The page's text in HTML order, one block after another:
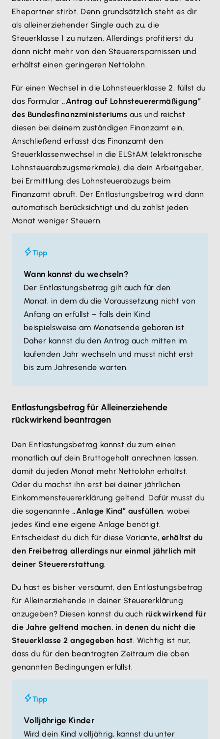
Ehepartner stirbt. Denn grundsätzlich steht es dir
als alleinerziehender Single auch zu, die
Steuerklasse 1 zu nutzen. Allerdings profitierst du
dann nicht mehr von den Steuerersparnissen und
erhältst einen geringeren Nettolohn.
Für einen Wechsel in die Lohnsteuerklasse 2, füllst du
das Formular„Antrag auf Lohnsteuerermäßigung”
des Bundesfinanzministeriums aus und reichst
diesen bei deinem zuständigen Finanzamt ein.
Anschließend erfasst das Finanzamt den
Steuerklassenwechsel in die ELStAM (elektronische
Lohnsteuerabzugsmerkmale), die dein Arbeitgeber,
bei Ermittlung des Lohnsteuerabzugs beim
Finanzamt abruft. Der Entlastungsbetrag wird dann
automatisch berücksichtigt und du zahlst jeden
Monat weniger Steuern.
Tipp
Wann kannst du wechseln?
Der Entlastungsbetrag gilt auch für den
Monat, in dem du die Voraussetzung nicht von
Anfang an erfüllst – falls dein Kind
beispielsweise am Monatsende geboren ist.
Daher kannst du den Antrag auch mitten im
laufenden Jahr wechseln und musst nicht erst
bis zum Jahresende warten.
Entlastungsbetrag für Alleinerziehende
rückwirkend beantragen
Den Entlastungsbetrag kannst du zum einen
monatlich auf dein Bruttogehalt anrechnen lassen,
damit du jeden Monat mehr Nettolohn erhältst.
Oder du machst ihn erst bei deiner jährlichen
Einkommensteuererklärung geltend. Dafür musst du
die sogenannte„Anlage Kind” ausfüllen, wobei
jedes Kind eine eigene Anlage benötigt.
Entscheidest du dich für diese Variante, erhältst du
den Freibetrag allerdings nur einmal jährlich mit
deiner Steuererstattung.
Du hast es bisher versäumt, den Entlastungsbetrag
für Alleinerziehende in deiner Steuererklärung
anzugeben? Diesen kannst du auch rückwirkend für
die Jahre geltend machen, in denen du nicht die
Steuerklasse 2 angegeben hast. Wichtig ist nur,
dass du für den beantragten Zeitraum die oben
genannten Bedingungen erfüllst.
Tipp
Volljährige Kinder
Wird dein Kind volljährig, kannst du unter